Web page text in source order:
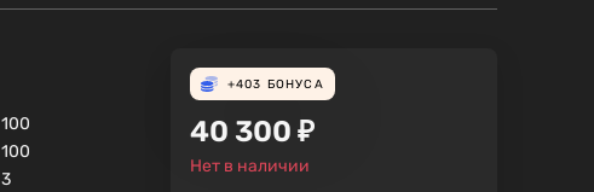
100
100
3
+403 БОНУСА
40 300 ₽
Нет в наличии